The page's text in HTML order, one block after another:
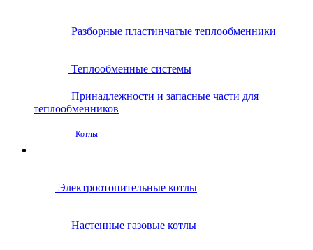
Разборные пластинчатые теплообменники
Теплообменные системы
Принадлежности и запасные части для
теплообменников
Котлы
Электроотопительные котлы
Настенные газовые котлы